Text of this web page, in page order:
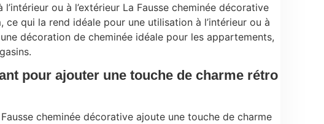
ou à l’extérieur La Fausse cheminée décorative
, ce qui la rend idéale pour une utilisation à l’intérieur ou à
décoration de cheminée idéale pour les appartements,
pour ajouter une touche de charme rétro
cheminée décorative ajoute une touche de charme